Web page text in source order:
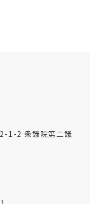
1-2 衆議院第二議